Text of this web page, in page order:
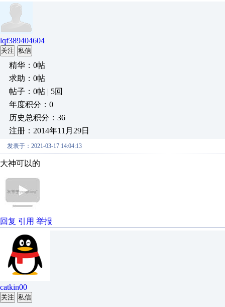
lqf389404604
关注 私信
精华：0帖
求助：0帖
帖子：0帖 | 5回
年度积分：0
历史总积分：36
注册：2014年11月29日
发表于：2021-03-17 14:04:13
大神可以的
回复 引用 举报
catkin00
关注 私信